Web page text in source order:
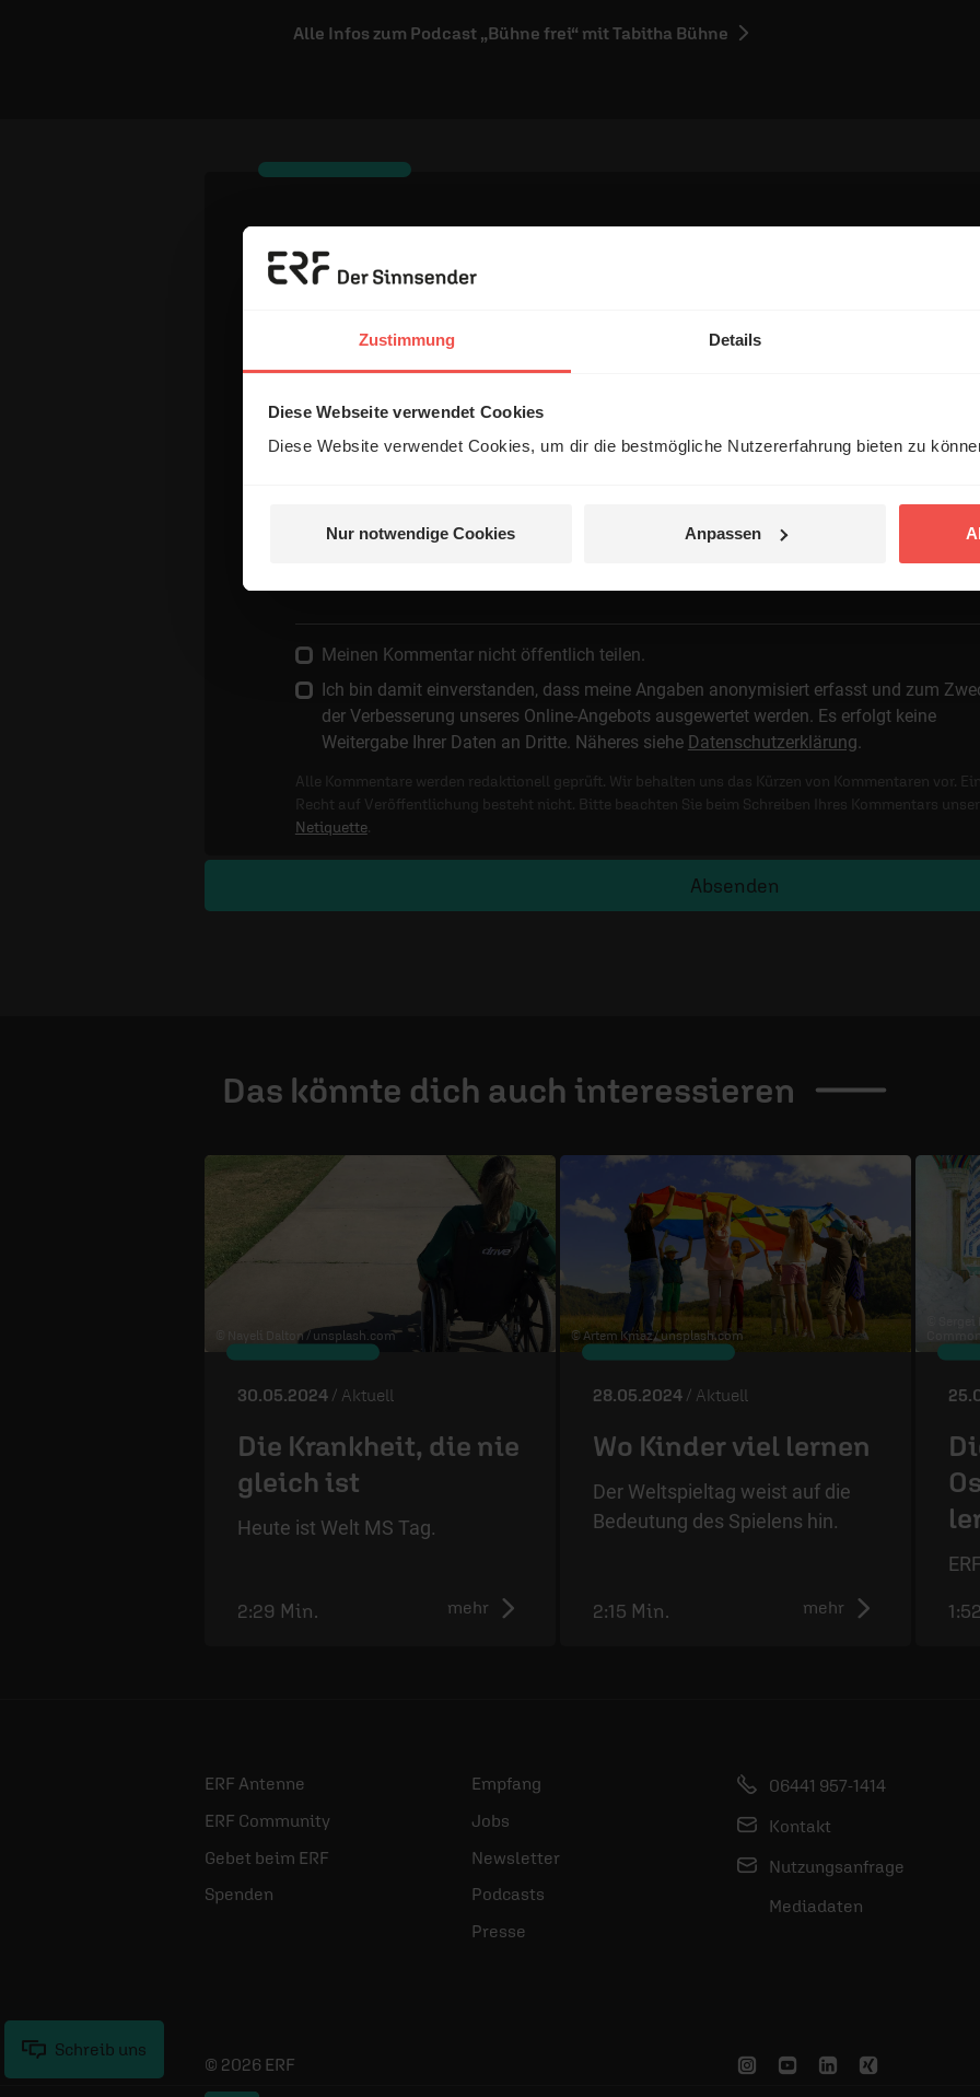
Zustimmung Details
Diese Webseite verwendet Cookies
Diese Website verwendet Cookies, um dir die bestmögliche Nutzererfahrung bieten zu
Nur notwendige Cookies Anpassen
Alle Infos zum Podcast „Bühne frei“ mit Tabitha Bühne
Dein Kommentar
E-Mail:
Kommentar:
Meinen Kommentar nicht öffentlich teilen.
Ich bin damit einverstanden, dass meine Angaben anonymisiert erfasst und zum
der Verbesserung unseres Online-Angebots ausgewertet werden. Es erfolgt keine
Weitergabe Ihrer Daten an Dritte. Näheres siehe Datenschutzerklärung.
Alle Kommentare werden redaktionell geprüft. Wir behalten uns das Kürzen von Kommentaren vor. Ein
Recht auf Veröffentlichung besteht nicht. Bitte beachten Sie beim Schreiben Ihres Kommentars
Netiquette.
Absenden
Das könnte dich auch interessieren
© Nayeli Dalton / unsplash.com
30.05.2024 / Aktuell
Die Krankheit, die nie
gleich ist
Heute ist Welt MS Tag.
mehr
2:29 Min.
© Artem Kniaz / unsplash.com
28.05.2024 / Aktuell
Wo Kinder viel lernen
Der Weltspieltag weist auf die
Bedeutung des Spielens hin.
mehr
2:15 Min.
©
ERF Antenne
ERF Community
Gebet beim ERF
Spenden
Empfang
Jobs
Newsletter
Podcasts
Presse
06441 957-1414
Kontakt
Nutzungsanfrage
Mediadaten
© 2026 ERF
Schreib uns